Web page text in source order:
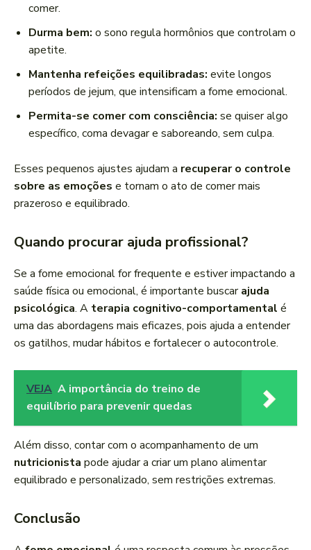
comer.
Durma bem: o sono regula hormônios que controlam o
apetite.
Mantenha refeições equilibradas: evite longos
períodos de jejum, que intensificam a fome emocional.
Permita-se comer com consciência: se quiser algo
específico, coma devagar e saboreando, sem culpa.
Esses pequenos ajustes ajudam a recuperar o controle
sobre as emoções e tornam o ato de comer mais
prazeroso e equilibrado.
Quando procurar ajuda profissional?
Se a fome emocional for frequente e estiver impactando a
saúde física ou emocional, é importante buscarajuda
psicológica. A terapia cognitivo-comportamental é
uma das abordagens mais eficazes, pois ajuda a entender
os gatilhos, mudar hábitos e fortalecer o autocontrole.
VEJA A importância do treino de
equilíbrio para prevenir quedas
Além disso, contar com o acompanhamento de um
nutricionista pode ajudar a criar um plano alimentar
equilibrado e personalizado, sem restrições extremas.
Conclusão